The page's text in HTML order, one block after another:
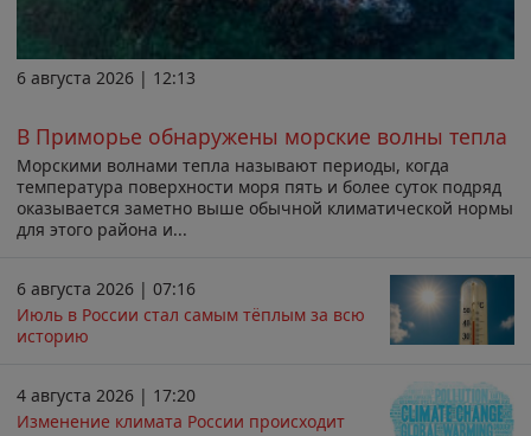
6 августа 2026 | 12:13
В Приморье обнаружены морские волны тепла
Морскими волнами тепла называют периоды, когда
температура поверхности моря пять и более суток подряд
оказывается заметно выше обычной климатической нормы
для этого района и...
6 августа 2026 | 07:16
Июль в России стал самым тёплым за всю
историю
4 августа 2026 | 17:20
Изменение климата России происходит